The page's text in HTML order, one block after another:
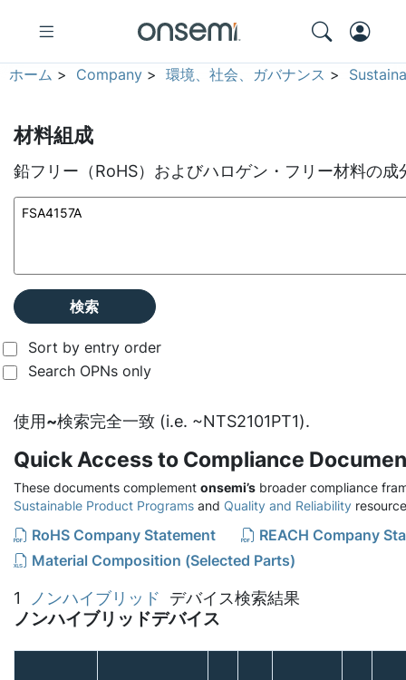
ホーム > Company >環境、社会、ガバナンス >
材料組成
鉛フリー（RoHS）およびハロゲン・フリー材料の成
検索
Sort by entry order
Search OPNs only
使用~検索完全一致 (i.e. ~NTS2101PT1).
Quick Access to Compliance
These documents complement onsemi’s broader compliance
Sustainable Product Programs and Quality and Reliability
RoHS Company Statement
REACH Company
Material Composition (Selected Parts)
1 ノンハイブリッド デバイス検索結果
ノンハイブリッドデバイス